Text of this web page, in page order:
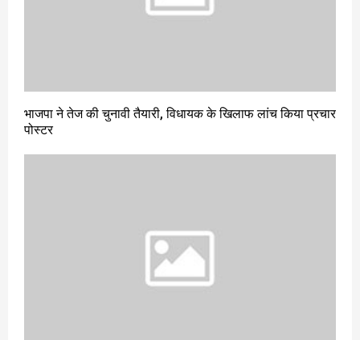
भाजपा ने तेज की चुनावी तैयारी, विधायक के खिलाफ लांच किया प्रचार
पोस्टर